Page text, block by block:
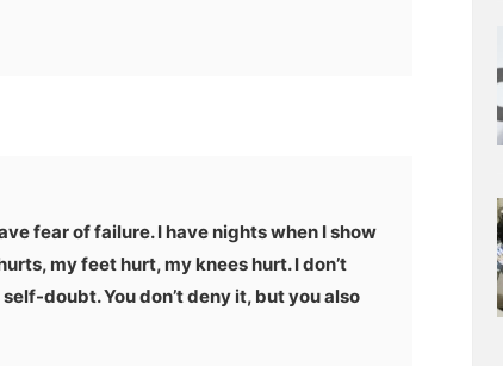
fear of failure. I have nights when I show
my feet hurt, my knees hurt. I don’t
doubt. You don’t deny it, but you also